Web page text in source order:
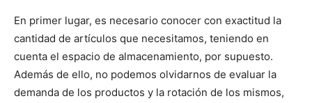
En primer lugar, es necesario conocer con exactitud la
cantidad de artículos que necesitamos, teniendo en
cuenta el espacio de almacenamiento, por supuesto.
Además de ello, no podemos olvidarnos de evaluar la
demanda de los productos y la rotación de los mismos,